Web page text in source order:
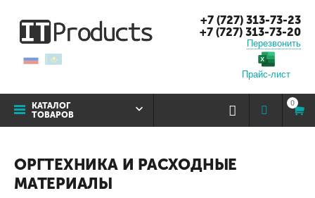
+7 (727) 313-73-23
+7 (727) 313-73-20
Перезвонить
Прайс-лист
КАТАЛОГ
ТОВАРОВ
0
ОРГТЕХНИКА И РАСХОДНЫЕ
МАТЕРИАЛЫ